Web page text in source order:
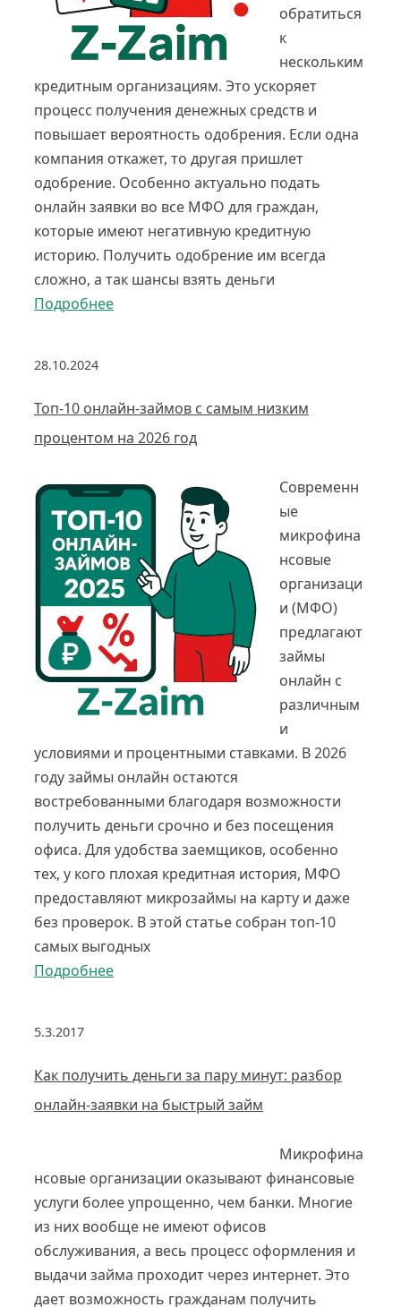
обратиться
к
нескольким
кредитным организациям. Это ускоряет
процесс получения денежных средств и
повышает вероятность одобрения. Если одна
компания откажет, то другая пришлет
одобрение. Особенно актуально подать
онлайн заявки во все МФО для граждан,
которые имеют негативную кредитную
историю. Получить одобрение им всегда
сложно, а так шансы взять деньги
Подробнее
28.10.2024
Топ-10 онлайн-займов с самым низким
процентом на 2026 год
Современн
ые
микрофина
нсовые
организаци
и (МФО)
предлагают
займы
онлайн с
различным
и
условиями и процентными ставками. В 2026
году займы онлайн остаются
востребованными благодаря возможности
получить деньги срочно и без посещения
офиса. Для удобства заемщиков, особенно
тех, у кого плохая кредитная история, МФО
предоставляют микрозаймы на карту и даже
без проверок. В этой статье собран топ-10
самых выгодных
Подробнее
5.3.2017
Как получить деньги за пару минут: разбор
онлайн-заявки на быстрый займ
Микрофина
нсовые организации оказывают финансовые
услуги более упрощенно, чем банки. Многие
из них вообще не имеют офисов
обслуживания, а весь процесс оформления и
выдачи займа проходит через интернет. Это
дает возможность гражданам получить